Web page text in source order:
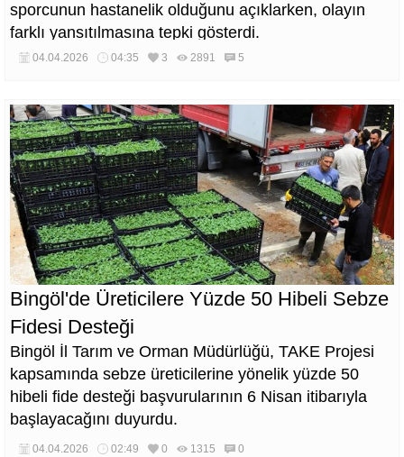
sporcunun hastanelik olduğunu açıklarken, olayın
farklı yansıtılmasına tepki gösterdi.
04.04.2026 04:35 3 2891 5
Bingöl'de Üreticilere Yüzde 50 Hibeli Sebze
Fidesi Desteği
Bingöl İl Tarım ve Orman Müdürlüğü, TAKE Projesi
kapsamında sebze üreticilerine yönelik yüzde 50
hibeli fide desteği başvurularının 6 Nisan itibarıyla
başlayacağını duyurdu.
04.04.2026 02:49 0 1315 0